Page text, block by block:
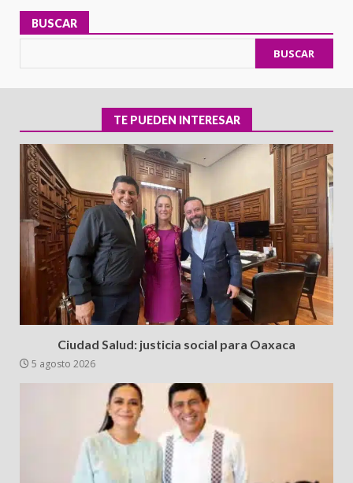
BUSCAR
BUSCAR
TE PUEDEN INTERESAR
Ciudad Salud: justicia social para Oaxaca
5 agosto 2026